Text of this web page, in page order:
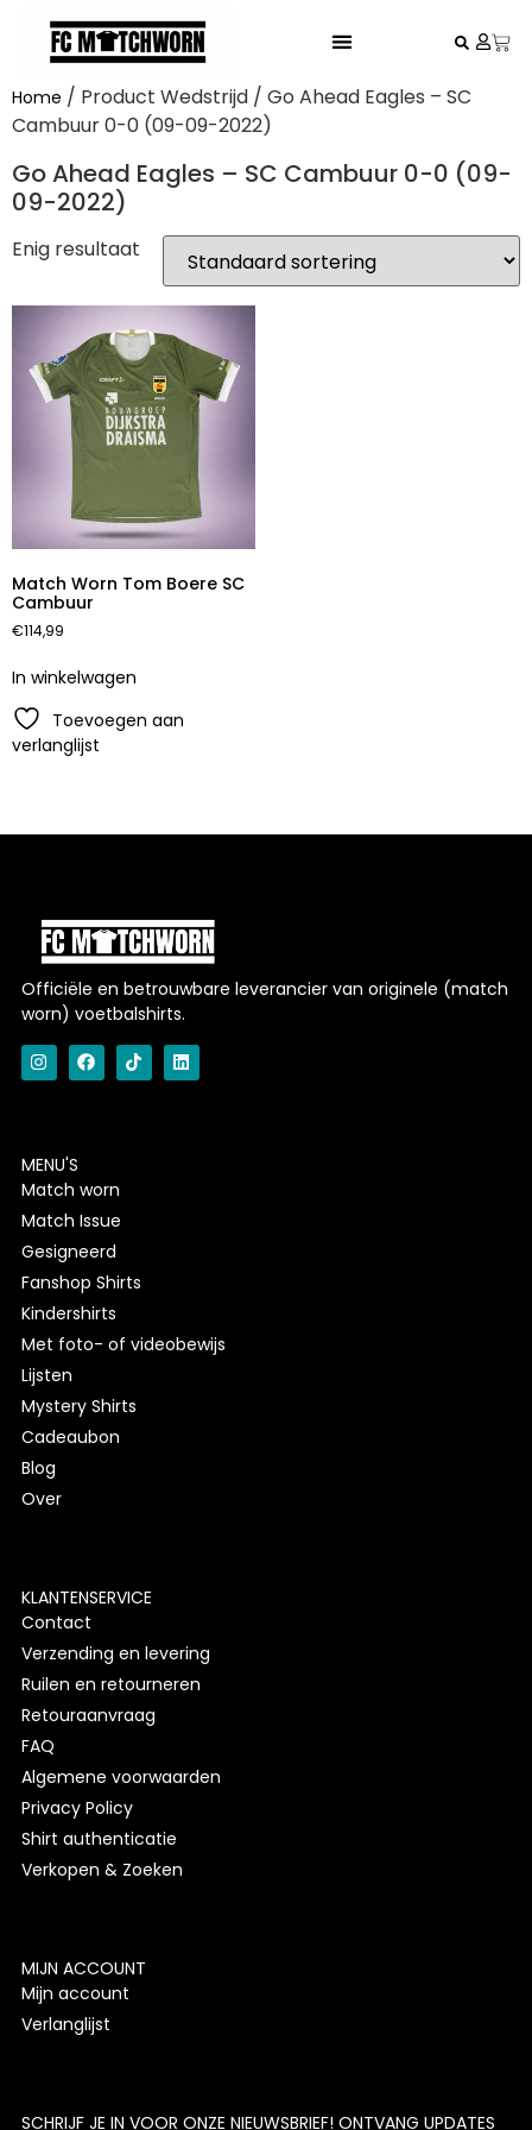
Home / Product Wedstrijd / Go Ahead Eagles – SC
Cambuur 0-0 (09-09-2022)
Go Ahead Eagles – SC Cambuur 0-0 (09-
09-2022)
Enig resultaat
Match Worn Tom Boere SC
Cambuur
€114,99
In winkelwagen
Toevoegen aan
verlanglijst
Officiële en betrouwbare leverancier van originele (match
worn) voetbalshirts.
MENU'S
Match worn
Match Issue
Gesigneerd
Fanshop Shirts
Kindershirts
Met foto- of videobewijs
Lijsten
Mystery Shirts
Cadeaubon
Blog
Over
KLANTENSERVICE
Contact
Verzending en levering
Ruilen en retourneren
Retouraanvraag
FAQ
Algemene voorwaarden
Privacy Policy
Shirt authenticatie
Verkopen & Zoeken
MIJN ACCOUNT
Mijn account
Verlanglijst
SCHRIJF JE IN VOOR ONZE NIEUWSBRIEF! ONTVANG UPDATES